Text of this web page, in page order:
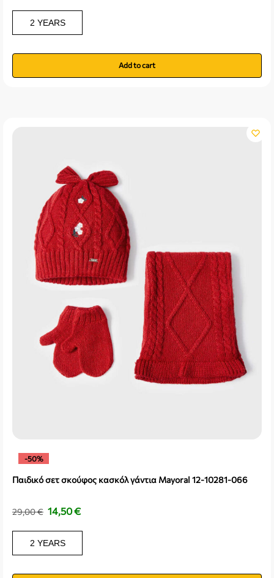
2 YEARS
Add to cart
-50%
Παιδικό σετ σκούφος κασκόλ γάντια Mayoral 12-10281-066
29,00€ 14,50€
2 YEARS